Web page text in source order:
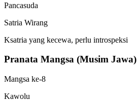
Pancasuda
Satria Wirang
Ksatria yang kecewa, perlu introspeksi
Pranata Mangsa (Musim Jawa)
Mangsa ke-8
Kawolu